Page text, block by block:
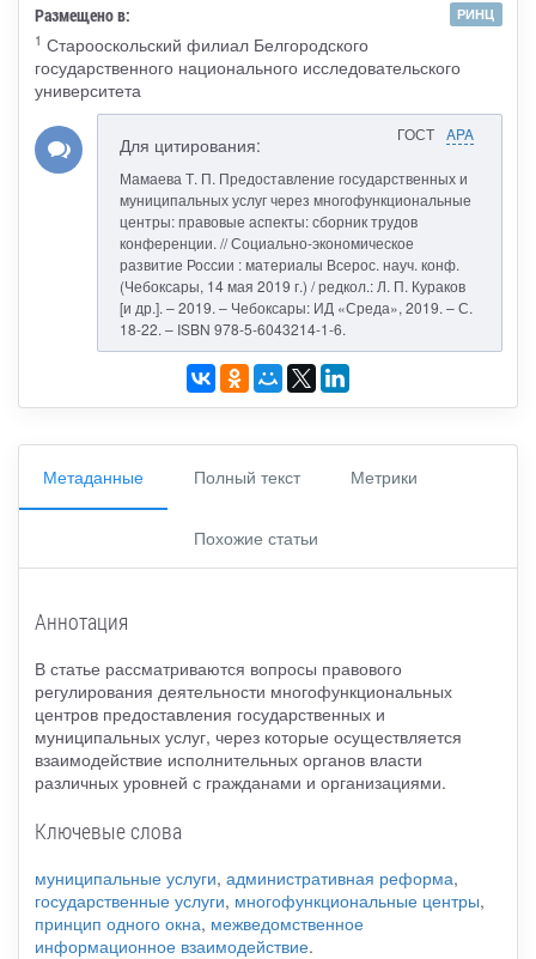
Размещено в:
РИНЦ
1 Старооскольский филиал Белгородского
государственного национального исследовательского
университета
ГОСТ APA
Для цитирования:
Мамаева Т. П. Предоставление государственных и
муниципальных услуг через многофункциональные
центры: правовые аспекты: сборник трудов
конференции. // Социально-экономическое
развитие России : материалы Всерос. науч. конф.
(Чебоксары, 14 мая 2019 г.) / редкол.: Л. П. Кураков
[и др.]. – 2019. – Чебоксары: ИД «Среда», 2019. – С.
18-22. – ISBN 978-5-6043214-1-6.
Метаданные Полный текст Метрики
Похожие статьи
Аннотация
В статье рассматриваются вопросы правового
регулирования деятельности многофункциональных
центров предоставления государственных и
муниципальных услуг, через которые осуществляется
взаимодействие исполнительных органов власти
различных уровней с гражданами и организациями.
Ключевые слова
муниципальные услуги, административная реформа,
государственные услуги, многофункциональные центры,
принцип одного окна, межведомственное
информационное взаимодействие.